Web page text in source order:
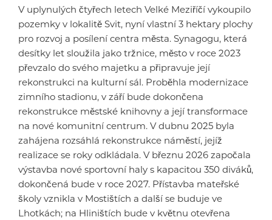
V uplynulých čtyřech letech Velké Meziříčí vykoupilo
pozemky v lokalitě Svit, nyní vlastní 3 hektary plochy
pro rozvoj a posílení centra města. Synagogu, která
desítky let sloužila jako tržnice, město v roce 2023
převzalo do svého majetku a připravuje její
rekonstrukci na kulturní sál. Proběhla modernizace
zimního stadionu, v září bude dokončena
rekonstrukce městské knihovny a její transformace
na nové komunitní centrum. V dubnu 2025 byla
zahájena rozsáhlá rekonstrukce náměstí, jejíž
realizace se roky odkládala. V březnu 2026 započala
výstavba nové sportovní haly s kapacitou 350 diváků,
dokončená bude v roce 2027. Přístavba mateřské
školy vznikla v Mostištích a další se buduje ve
Lhotkách; na Hliništích bude v květnu otevřena